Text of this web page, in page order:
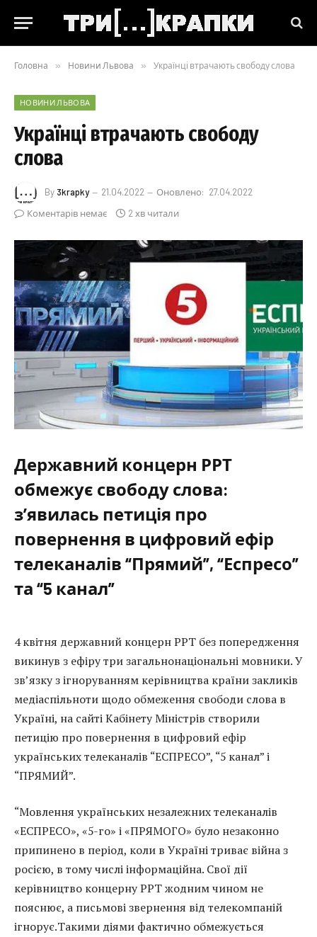
Головна » Новини Львова » Українці втрачають свободу слова
НОВИНИ ЛЬВОВА
Українці втрачають свободу
слова
By 3krapky 21.04.2022 Оновлено: 27.04.2022
Коментарів немає
2 хв читали
Державний концерн РРТ
обмежує свободу слова:
з’явилась петиція про
повернення в цифровий ефір
телеканалів “Прямий”, “Еспресо”
та “5 канал”
4 квітня державний концерн РРТ без попередження
викинув з ефіру три загальнонаціональні мовники. У
зв’язку з ігноруванням керівництва країни закликів
медіаспільноти щодо обмеження свободи слова в
Україні, на сайті Кабінету Міністрів створили
петицію про повернення в цифровий ефір
українських телеканалів “ЕСПРЕСО”, “5 канал” і
“ПРЯМИЙ”.
“Мовлення українських незалежних телеканалів
«ЕСПРЕСО», «5-го» і «ПРЯМОГО» було незаконно
припинено в період, коли в Україні триває війна з
росією, в тому числі інформаційна. Свої дії
керівництво концерну РРТ жодним чином не
пояснює, а письмові звернення від телекомпаній
ігнорує.Такими діями фактично обмежується